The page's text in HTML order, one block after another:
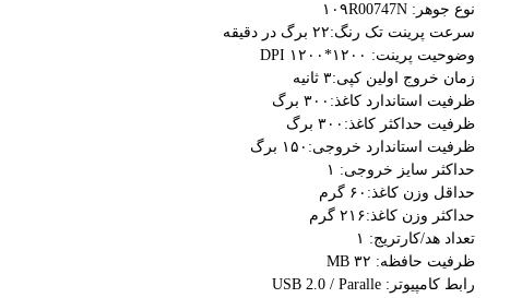
نوع جوهر: ۱۰۹R00747N
سرعت پرینت تک رنگ:۲۲ برگ در دقیقه
وضوحیت پرینت: ۱۲۰۰*۱۲۰۰ DPI
زمان خروج اولین کپی:۳ ثانیه
ظرفیت استاندارد کاغذ:۳۰۰ برگ
ظرفیت حداکثر کاغذ:۳۰۰ برگ
ظرفیت استاندارد خروجی:۱۵۰ برگ
حداکثر سایز خروجی: ۱
حداقل وزن کاغذ:۶۰ گرم
حداکثر وزن کاغذ:۲۱۶ گرم
تعداد هد/کارتریج: ۱
ظرفیت حافظه: ۳۲ MB
رابط کامپیوتر: USB 2.0 / Paralle